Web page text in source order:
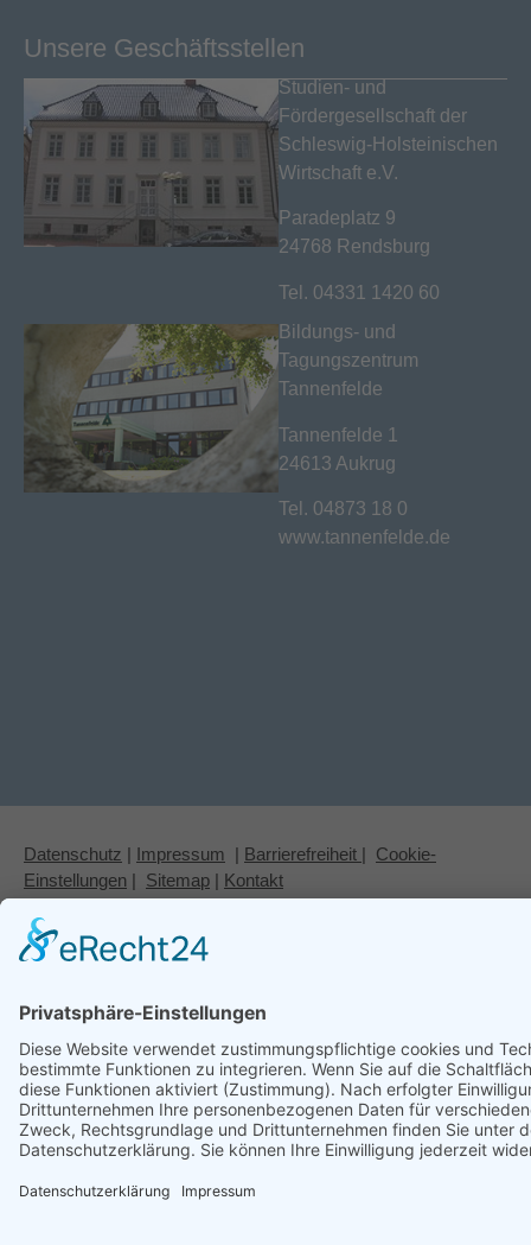
Unsere Geschäftsstellen
Studien- und
Fördergesellschaft der
Schleswig-Holsteinischen
Wirtschaft e.V.
Paradeplatz 9
24768 Rendsburg
Tel. 04331 1420 60
Bildungs- und
Tagungszentrum
Tannenfelde
Tannenfelde 1
24613 Aukrug
Tel. 04873 18 0
www.tannenfelde.de
Datenschutz | Impressum | Barrierefreiheit | Cookie-
Einstellungen | Sitemap | Kontakt
© 2026 Studien- und Fördergesellschaft der Schleswig-Holsteinischen Wirtschaft
e.V. | Developed by Werbung.sh